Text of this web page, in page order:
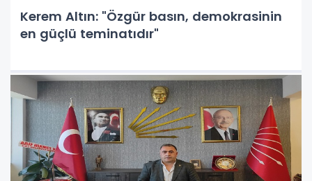
Kerem Altın: "Özgür basın, demokrasinin
en güçlü teminatıdır"